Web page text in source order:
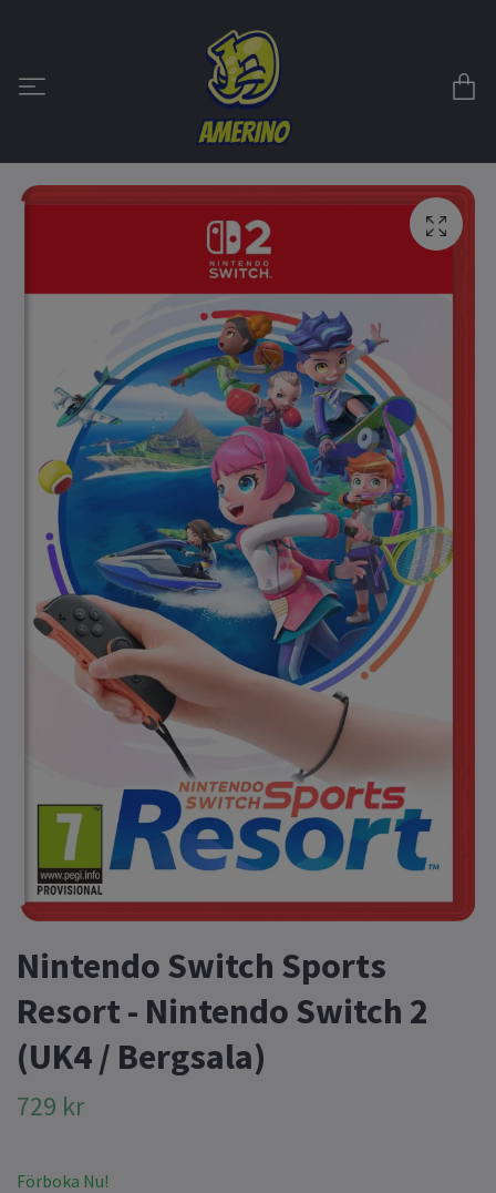
Nintendo Switch Sports
Resort - Nintendo Switch 2
(UK4 / Bergsala)
729 kr
Förboka Nu!